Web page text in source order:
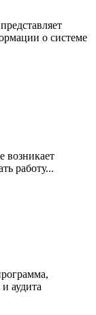
о системе
возникает
работу...
аудита